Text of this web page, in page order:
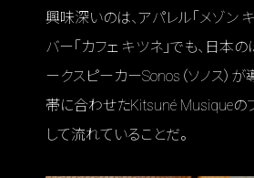
興味深いのは、アパレル「メゾン
バー「カフェ キツネ」でも、日本
ークスピーカーSonos（ソノス）が
帯に合わせたKitsuné Musiqueの
して流れていることだ。